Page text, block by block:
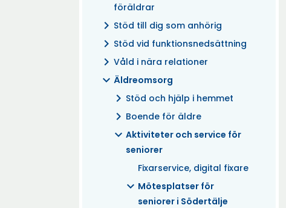
föräldrar
chevron_right Stöd till dig som anhörig
chevron_right Stöd vid funktionsnedsättning
chevron_right Våld i nära relationer
expand_more Äldreomsorg
chevron_right Stöd och hjälp i hemmet
chevron_right Boende för äldre
expand_more Aktiviteter och service för
seniorer
Fixarservice, digital fixare
expand_more Mötesplatser för
seniorer i Södertälje